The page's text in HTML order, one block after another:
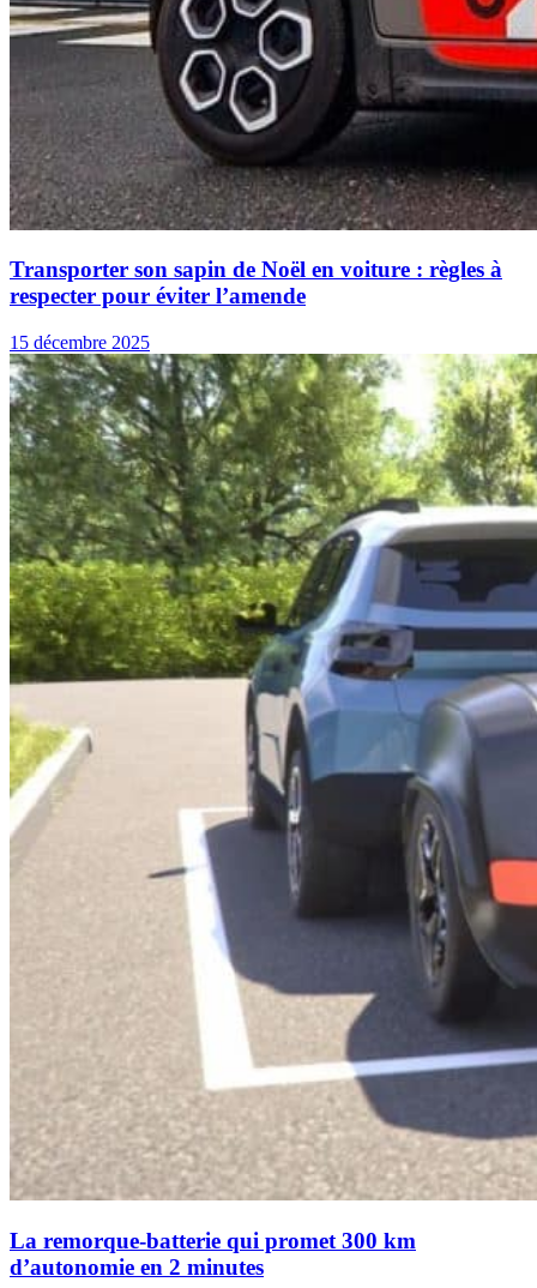
Transporter son sapin de Noël en voiture : règles à
respecter pour éviter l’amende
15 décembre 2025
La remorque-batterie qui promet 300 km
d’autonomie en 2 minutes